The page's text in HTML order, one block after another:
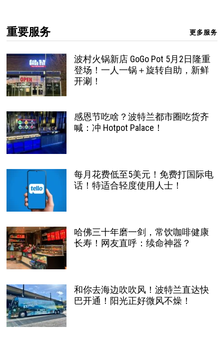
重要服务 更多服务
波村火锅新店 GoGo Pot 5月2日隆重
登场！一人一锅＋旋转自助，新鲜
开涮！
感恩节吃啥？波特兰都市圈吃货齐
喊：冲 Hotpot Palace！
每月花费低至5美元！免费打国际电
话！特适合轻度使用人士！
哈佛三十年磨一剑，常饮咖啡健康
长寿！网友直呼：续命神器？
和你去海边吹吹风！波特兰直达快
巴开通！阳光正好微风不燥！